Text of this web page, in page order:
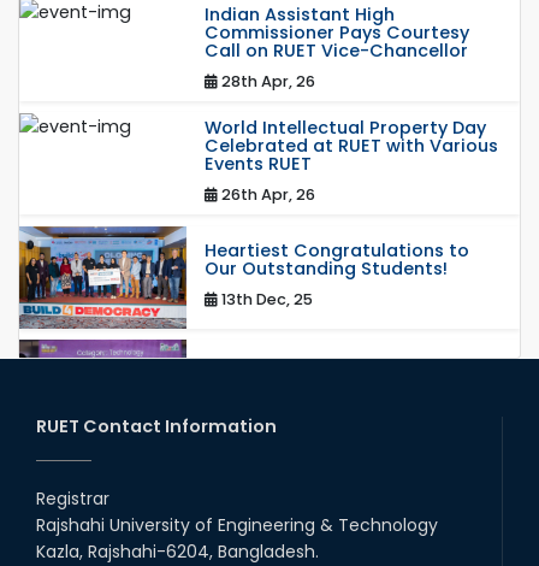
Indian Assistant High
Commissioner Pays Courtesy
Call on RUET Vice-Chancellor
28th Apr, 26
World Intellectual Property Day
Celebrated at RUET with Various
Events RUET
26th Apr, 26
Heartiest Congratulations to
Our Outstanding Students!
13th Dec, 25
Congratulations to Our Proud
20th Oct, 25
17th Dec, 25
RUET Contact Information
Registrar
Rajshahi University of Engineering & Technology
Kazla, Rajshahi-6204, Bangladesh.